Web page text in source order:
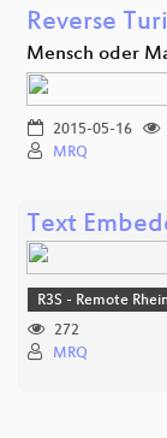
Reverse
Mensch oder
2015-05-16
MRQ
Text
R3S - Remote
272
MRQ